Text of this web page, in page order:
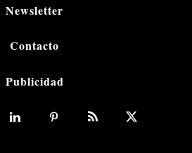
Newsletter
Contacto
Publicidad